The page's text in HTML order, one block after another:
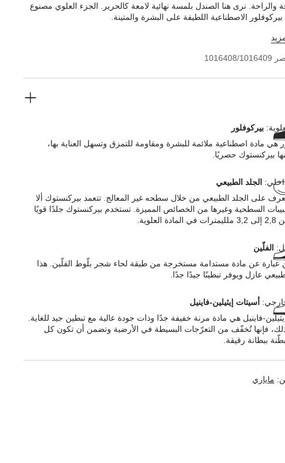
والراحة. نرى هنا الصندل بلمسة نهائية لامعة كالحرير. الجزء العلوي مصنوع
الاصطناعية اللطيفة على البشرة والمتينة.
1016408/1016409
بيركوفلور
هي مادة اصطناعية ملائمة للبشرة ومقاومة للتمزق وتسهل العناية بها،
بيركنستوك حصريًا.
الجلد الطبيعي
على الجلد الطبيعي من خلال سطحه غير المعالج. تتعمد بيركنستوك ألا
السطحية وغيرها من الخصائص المميزة. تستخدم بيركنستوك جلدًا قويًا
الفلّين
عبارة عن مادة مستدامة مستخرجة من طبقة لحاء شجر بلّوط الفلّين. هذا
عازل ويوفر تبطينًا جيدًا جدًا.
أسيتات إيثيلين-فاينيل
فاينيل هي مادة مرنة خفيفة جدًا وذات جودة عالية مع تبطين جيد للغاية.
فإنها تُخفّف من التعرّجات البسيطة في الأرضية وتضمن أن تكون كل
ببطانة رقيقة.
ماياري